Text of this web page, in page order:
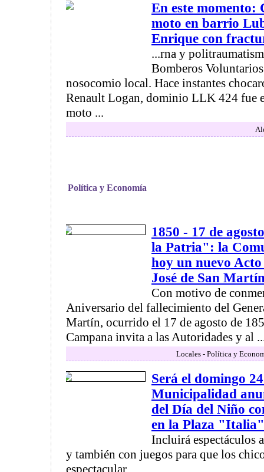
En este momento:
moto en barrio
Enrique con
...rna y
Bomberos
nosocomio local. Hace instantes
Renault Logan, dominio LLK 424 fue
moto ...
Política y Economía
1850 - 17 de
la Patria": la
hoy un nuevo
José de San
Con motivo de
Aniversario del fallecimiento del
Martín, ocurrido el 17 de agosto de
Campana invita a las Autoridades y al
Locales - Política y
Será el domingo
Municipalidad
del Día del Niño
en la Plaza "Italia"
Incluirá espectáculos
y también con juegos para que los
espectacular ...